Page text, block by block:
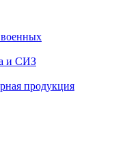
и СИЗ
продукция